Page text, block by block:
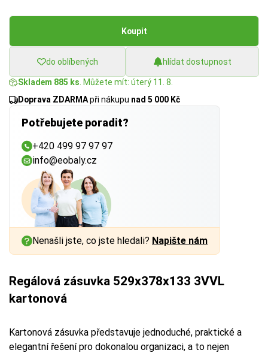
Koupit
do oblíbených hlídat dostupnost
Skladem 885 ks . Můžete mít: úterý 11. 8.
Doprava ZDARMApři nákupu nad 5 000 Kč
Potřebujete poradit?
+420 499 97 97 97
info@eobaly.cz
Nenašli jste, co jste hledali? Napište nám
Regálová zásuvka 529x378x133 3VVL
kartonová
Kartonová zásuvka představuje jednoduché, praktické a
elegantní řešení pro dokonalou organizaci, a to nejen